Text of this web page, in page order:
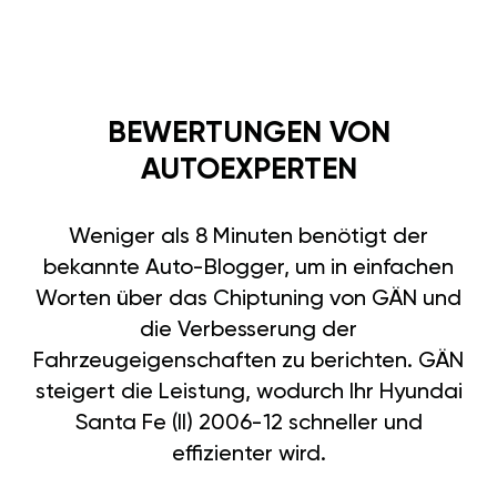
BEWERTUNGEN VON
AUTOEXPERTEN
Weniger als 8 Minuten benötigt der
bekannte Auto-Blogger, um in einfachen
Worten über das Chiptuning von GÄN und
die Verbesserung der
Fahrzeugeigenschaften zu berichten. GÄN
steigert die Leistung, wodurch Ihr Hyundai
Santa Fe (II) 2006-12 schneller und
effizienter wird.